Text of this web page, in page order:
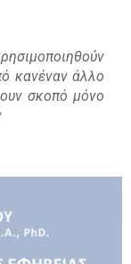
κανέναν άλλο
σκοπό μόνο